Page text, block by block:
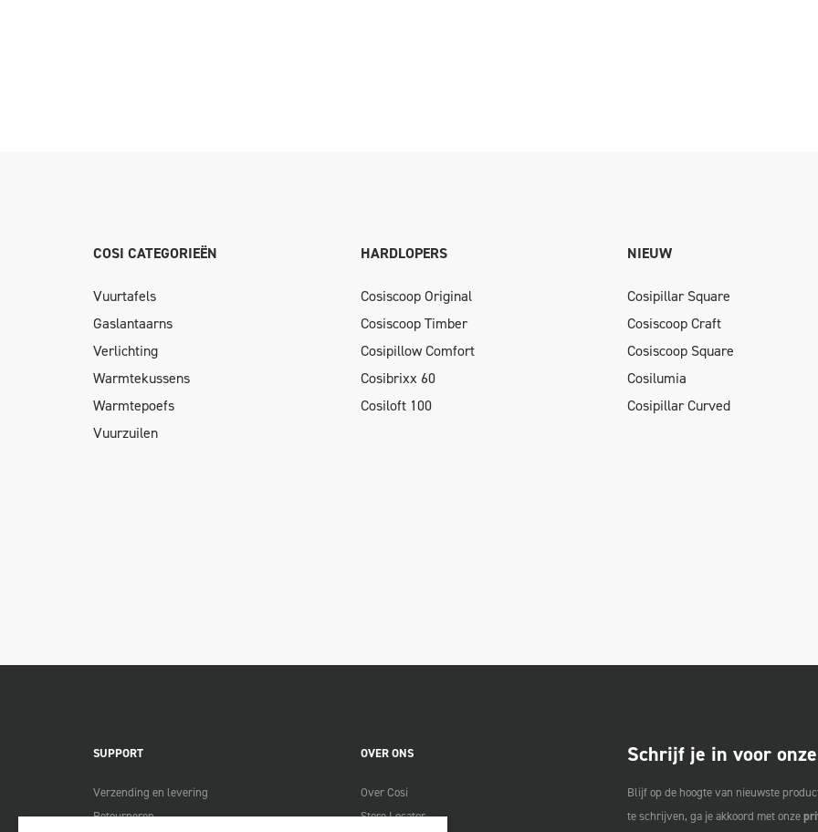
COSI CATEGORIEËN
Vuurtafels
Gaslantaarns
Verlichting
Warmtekussens
Warmtepoefs
Vuurzuilen
HARDLOPERS
Cosiscoop Original
Cosiscoop Timber
Cosipillow Comfort
Cosibrixx 60
Cosiloft 100
NIEUW
Cosipillar Square
Cosiscoop Craft
Cosiscoop Square
Cosilumia
Cosipillar Curved
SUPPORT
Verzending en levering
Retourneren
OVER ONS
Over Cosi
Store Locator
Schrijf je in voor
Blijf op de hoogte van nieuwste
te schrijven, ga je akkoord met onze